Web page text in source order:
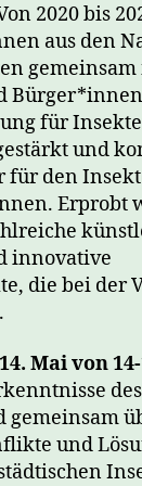
2020 bis
aus den
für
und
für den
Erprobt
innovative
die bei der
14. Maivon
gemeinsam
und